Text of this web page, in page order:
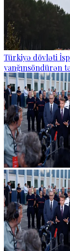
Türkiyə dövləti
yanğınsöndürən